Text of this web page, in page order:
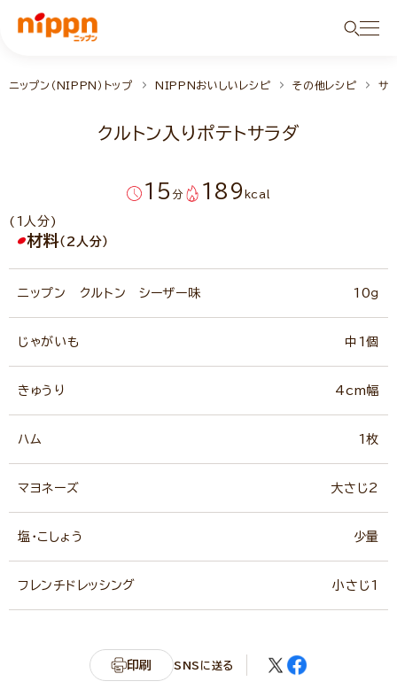
ニップン（NIPPN）トップ NIPPNおいしいレシピ その他レシピ サ
クルトン入りポテトサラダ
15 分 189 kcal
(1人分)
材料（2人分）
ニップン クルトン シーザー味 10ｇ
じゃがいも 中1個
きゅうり 4cm幅
ハム 1枚
マヨネーズ 大さじ2
塩・こしょう 少量
フレンチドレッシング 小さじ1
印刷 SNSに送る